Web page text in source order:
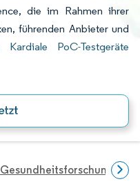
die im Rahmen ihrer
führenden Anbieter und
Kardiale PoC-Testgeräte
Gesundheitsforschung